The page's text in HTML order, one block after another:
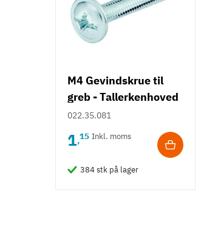
M4 Gevindskrue til
greb - Tallerkenhoved
- Krydskærv
022.35.081
1,15 Inkl. moms
384 stk på lager